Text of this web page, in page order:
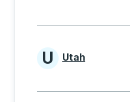
States
U Utah